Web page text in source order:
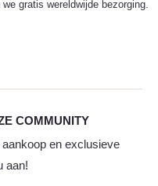
gratis wereldwijde bezorging.
COMMUNITY
en exclusieve
aan!